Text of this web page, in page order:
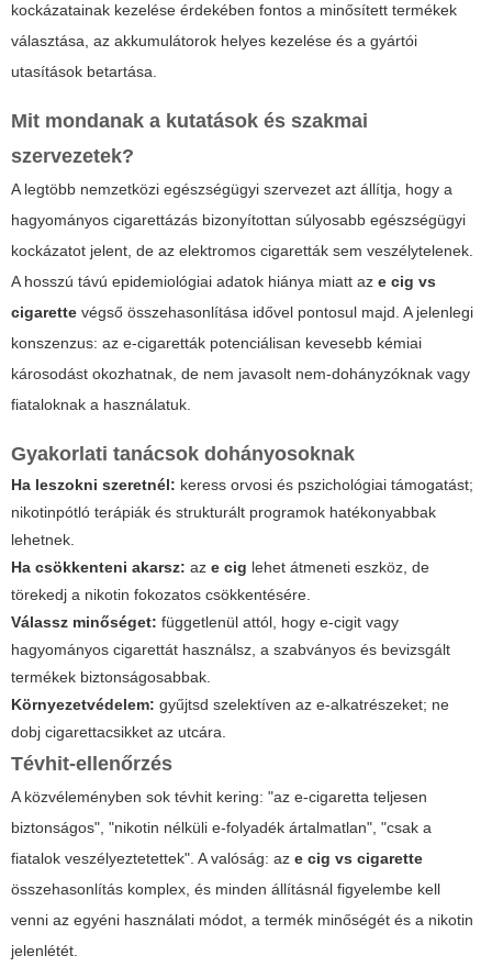
kockázatainak kezelése érdekében fontos a minősített termékek
választása, az akkumulátorok helyes kezelése és a gyártói
utasítások betartása.
Mit mondanak a kutatások és szakmai
szervezetek?
A legtöbb nemzetközi egészségügyi szervezet azt állítja, hogy a
hagyományos cigarettázás bizonyítottan súlyosabb egészségügyi
kockázatot jelent, de az elektromos cigaretták sem veszélytelenek.
A hosszú távú epidemiológiai adatok hiánya miatt az e cig vs
cigarette végső összehasonlítása idővel pontosul majd. A jelenlegi
konszenzus: az e-cigaretták potenciálisan kevesebb kémiai
károsodást okozhatnak, de nem javasolt nem-dohányzóknak vagy
fiataloknak a használatuk.
Gyakorlati tanácsok dohányosoknak
Ha leszokni szeretnél: keress orvosi és pszichológiai támogatást;
nikotinpótló terápiák és strukturált programok hatékonyabbak
lehetnek.
Ha csökkenteni akarsz: az e cig lehet átmeneti eszköz, de
törekedj a nikotin fokozatos csökkentésére.
Válassz minőséget: függetlenül attól, hogy e-cigit vagy
hagyományos cigarettát használsz, a szabványos és bevizsgált
termékek biztonságosabbak.
Környezetvédelem: gyűjtsd szelektíven az e-alkatrészeket; ne
dobj cigarettacsikket az utcára.
Tévhit-ellenőrzés
A közvéleményben sok tévhit kering: "az e-cigaretta teljesen
biztonságos", "nikotin nélküli e-folyadék ártalmatlan", "csak a
fiatalok veszélyeztetettek". A valóság: az e cig vs cigarette
összehasonlítás komplex, és minden állításnál figyelembe kell
venni az egyéni használati módot, a termék minőségét és a nikotin
jelenlétét.